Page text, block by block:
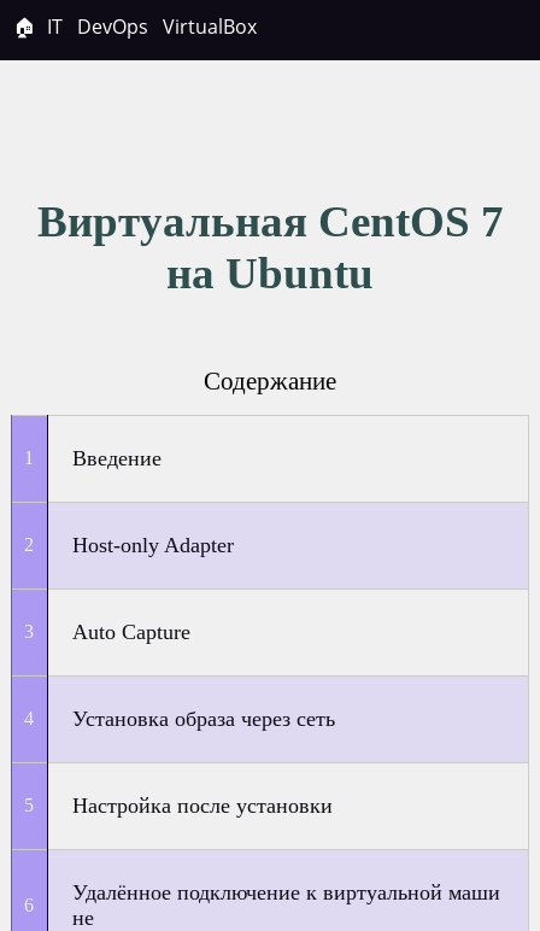
🏠 IT DevOps VirtualBox
Виртуальная CentOS 7
на Ubuntu
Содержание
Введение
Host-only Adapter
Auto Capture
Установка образа через сеть
Настройка после установки
Удалённое подключение к виртуальной маши
не